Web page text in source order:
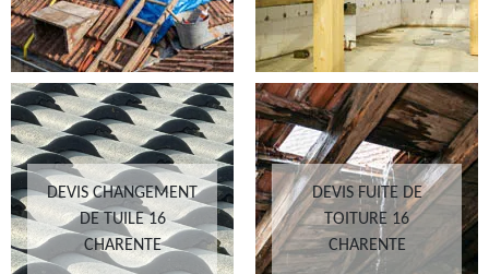
DEVIS CHANGEMENT
DE TUILE 16
CHARENTE
DEVIS FUITE DE
TOITURE 16
CHARENTE